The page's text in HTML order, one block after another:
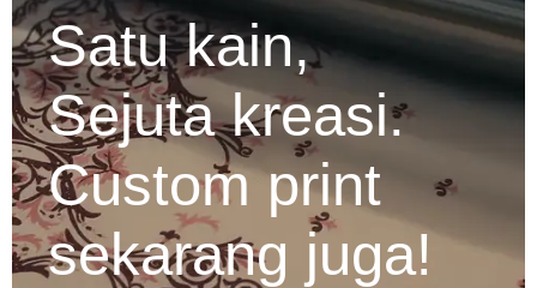
Satu kain,
Sejuta kreasi.
Custom print
sekarang juga!